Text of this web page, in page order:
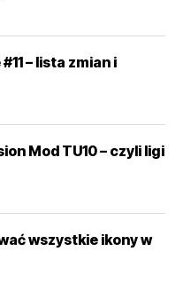
– lista zmian i
Mod TU10 – czyli ligi
wszystkie ikony w